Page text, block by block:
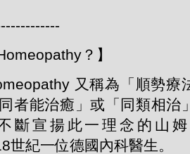
？】
又稱為「順勢療
者能治癒」或「同類相治
斷宣揚此一理念的山
世紀一位德國內科醫生。